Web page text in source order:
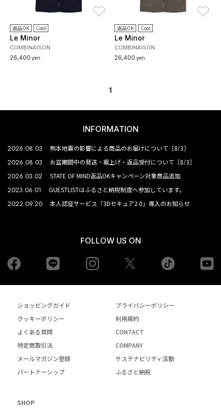
返品OK Cool
Le Minor
COMBINAISON
26,400 yen
返品OK Cool
Le Minor
COMBINAISON
26,400 yen
1
INFORMATION
2026.08.03 熊本地震の影響による商品のお届けについて［8/3］
2026.08.03 お盆期間中の発送・裾上げ・返品受付について［8/3］
2026.03.02 STATE OF MIND返品OKキャンペーン対象商品追加
2023.06.01 GUESTLISTはふるさと納税制度へ参加しています。
2022.09.20 本人認証サービス「3Dセキュア2.0」導入のお知らせ
FOLLOW US ON
Facebook Instagram tiktok
ショッピングガイド
プライバシーポリシー
クッキーポリシー
利用規約
よくある質問
CONTACT
特定商取引法
COMPANY
メールマガジン登録
サステナビリティ活動
パートナーシップ
ふるさと納税
SHOP